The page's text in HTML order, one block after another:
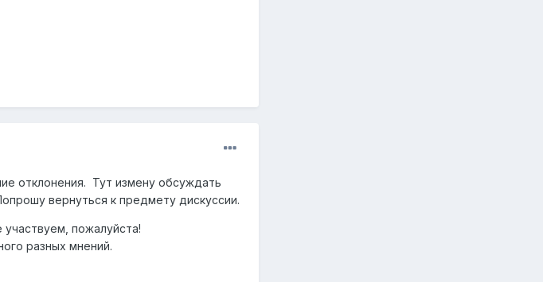
отклонения. Тут измену обсуждать
вернуться к предмету дискуссии.
пожалуйста!
разных мнений.